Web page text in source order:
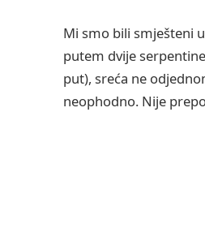
Mi smo bili smješteni
putem dvije
put), sreća ne
neophodno. Nije